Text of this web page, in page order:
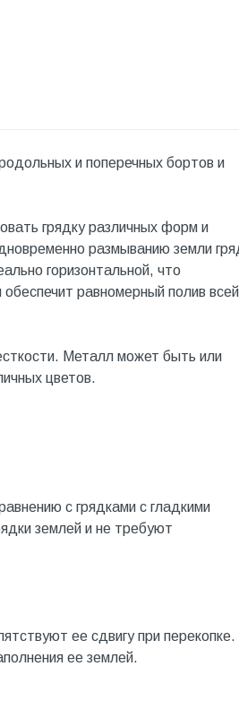
и поперечных бортов и
грядку различных форм и
размыванию земли
горизонтальной, что
равномерный полив всей
Металл может быть или
цветов.
с грядками с гладкими
землей и не требуют
ее сдвигу при перекопке.
ее землей.